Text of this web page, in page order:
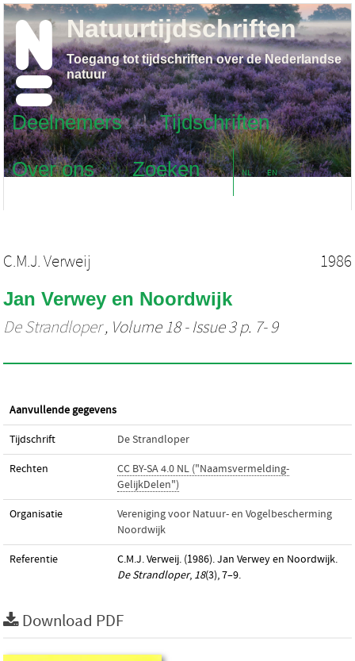
Deelnemers
Tijdschriften
Over ons
Zoeken NL EN
Natuurtijdschriften
Toegang tot tijdschriften over de Nederlandse
natuur
C.M.J. Verweij 1986
Jan Verwey en Noordwijk
De Strandloper, Volume 18 - Issue 3 p. 7- 9
Aanvullende gegevens
Tijdschrift De Strandloper
Rechten
CC BY-SA 4.0 NL ("Naamsvermelding-
GelijkDelen")
Organisatie
Vereniging voor Natuur- en Vogelbescherming
Noordwijk
Referentie
C.M.J. Verweij. (1986). Jan Verwey en Noordwijk.
De Strandloper, 18(3), 7–9.
Download PDF